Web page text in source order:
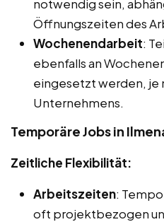
notwendig sein,
Öffnungszeiten des
Wochenendarbeit:
ebenfalls an
eingesetzt werden, je
Unternehmens.
Temporäre Jobs in
Zeitliche Flexibilität:
Arbeitszeiten:
oft projektbezogen